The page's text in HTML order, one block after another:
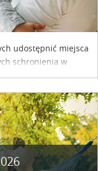
udostępnić miejsca
schronienia w